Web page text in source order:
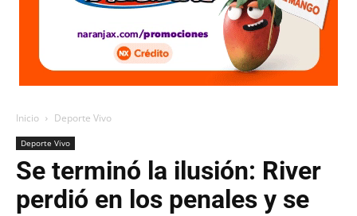
Inicio Deporte Vivo
Deporte Vivo
Se terminó la ilusión: River
perdió en los penales y se